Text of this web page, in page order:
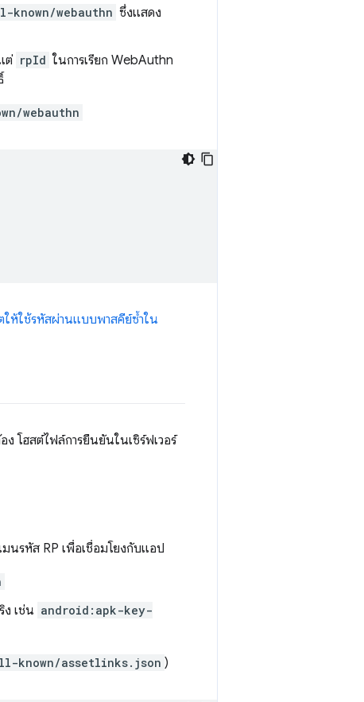
known/webauthn ซึ่งแสดง
ต่ rpId ในการเรียก WebAuthn
webauthn
ห้ใช้รหัสผ่านแบบพาสคีย์ซ้ำใน
โฮสต์ไฟล์การยืนยันในเซิร์ฟเวอร์
มนรหัส RP เพื่อเชื่อมโยงกับแอป
เช่น android:apk-key-
known/assetlinks.json )